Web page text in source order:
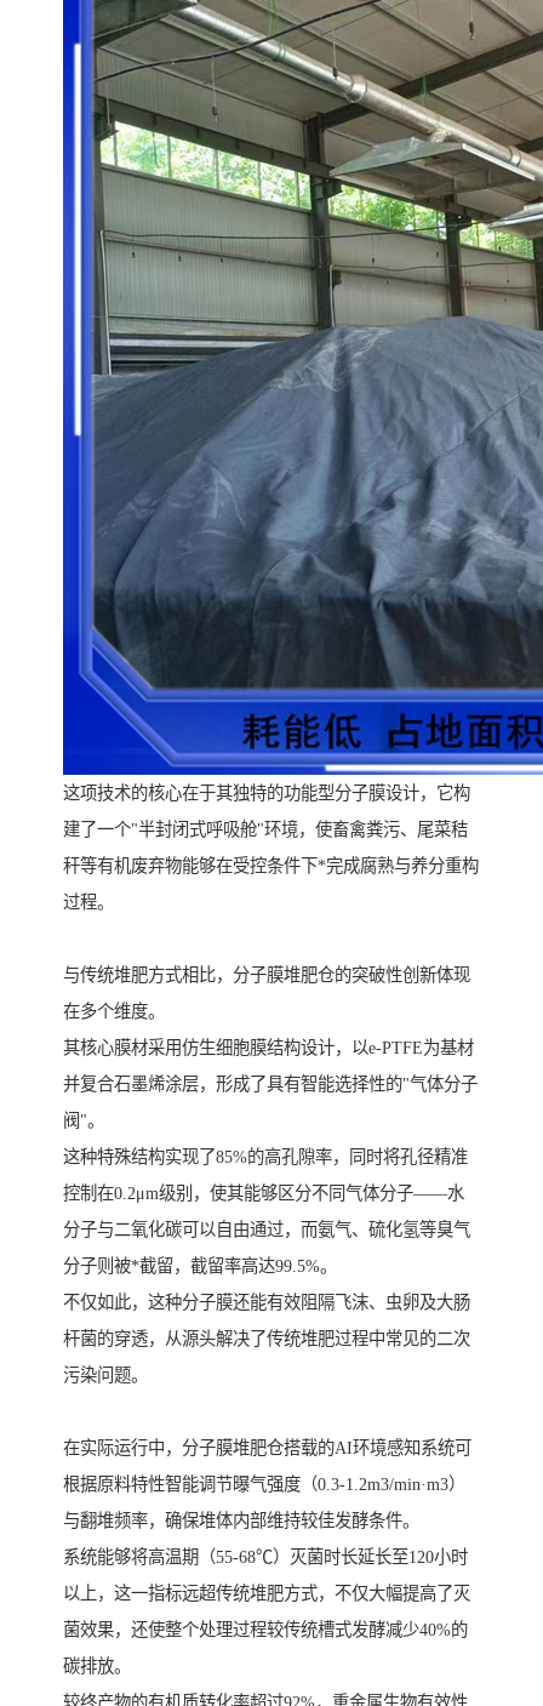
这项技术的核心在于其独特的功能型分子膜设计，它构
建了一个"半封闭式呼吸舱"环境，使畜禽粪污、尾菜秸
秆等有机废弃物能够在受控条件下*完成腐熟与养分重构
过程。
与传统堆肥方式相比，分子膜堆肥仓的突破性创新体现
在多个维度。
其核心膜材采用仿生细胞膜结构设计，以e-PTFE为基材
并复合石墨烯涂层，形成了具有智能选择性的"气体分子
阀"。
这种特殊结构实现了85%的高孔隙率，同时将孔径精准
控制在0.2μm级别，使其能够区分不同气体分子——水
分子与二氧化碳可以自由通过，而氨气、硫化氢等臭气
分子则被*截留，截留率高达99.5%。
不仅如此，这种分子膜还能有效阻隔飞沫、虫卵及大肠
杆菌的穿透，从源头解决了传统堆肥过程中常见的二次
污染问题。
在实际运行中，分子膜堆肥仓搭载的AI环境感知系统可
根据原料特性智能调节曝气强度（0.3-1.2m3/min·m3）
与翻堆频率，确保堆体内部维持较佳发酵条件。
系统能够将高温期（55-68℃）灭菌时长延长至120小时
以上，这一指标远超传统堆肥方式，不仅大幅提高了灭
菌效果，还使整个处理过程较传统槽式发酵减少40%的
碳排放。